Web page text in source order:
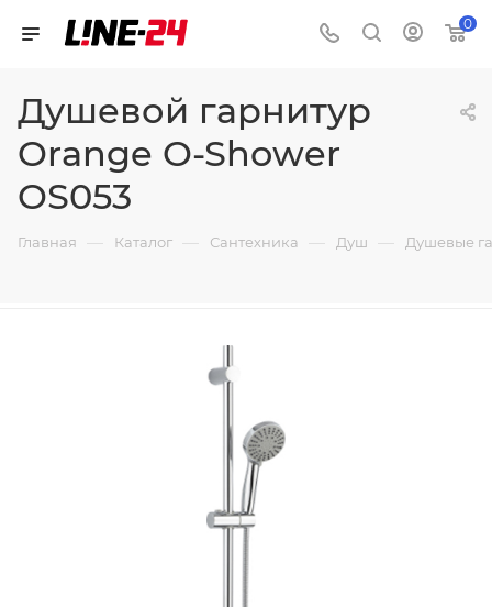
0
Душевой гарнитур
Orange O-Shower
OS053
Главная — Каталог — Сантехника — Душ — Душевые